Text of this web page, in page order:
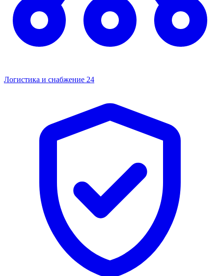
Логистика и снабжение 24